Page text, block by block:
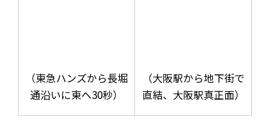
（東急ハンズから長堀
通沿いに東へ30秒）
（大阪駅から地下街で
直結、大阪駅真正面）